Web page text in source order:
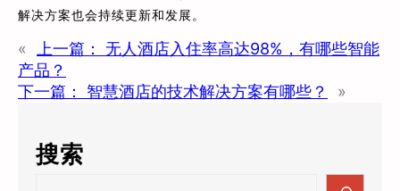
解决方案也会持续更新和发展。
« 上一篇：
无人酒店入住率高达98%，有哪些智能
产品？
下一篇：
智慧酒店的技术解决方案有哪些？ »
搜索